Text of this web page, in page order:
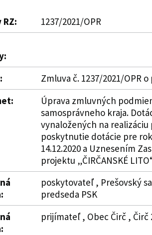
RZ:
1237/2021/OPR
Zmluva č. 1237/2021/OPR
Úprava zmluvných
samosprávneho kraja.
vynaložených na realizáciu
poskytnutie dotácie pre
14.12.2020 a Uznesením
projektu „ČIRČANSKÉ
poskytovateľ , Prešovský
predseda PSK
prijímateľ , Obec Čirč , Čirč